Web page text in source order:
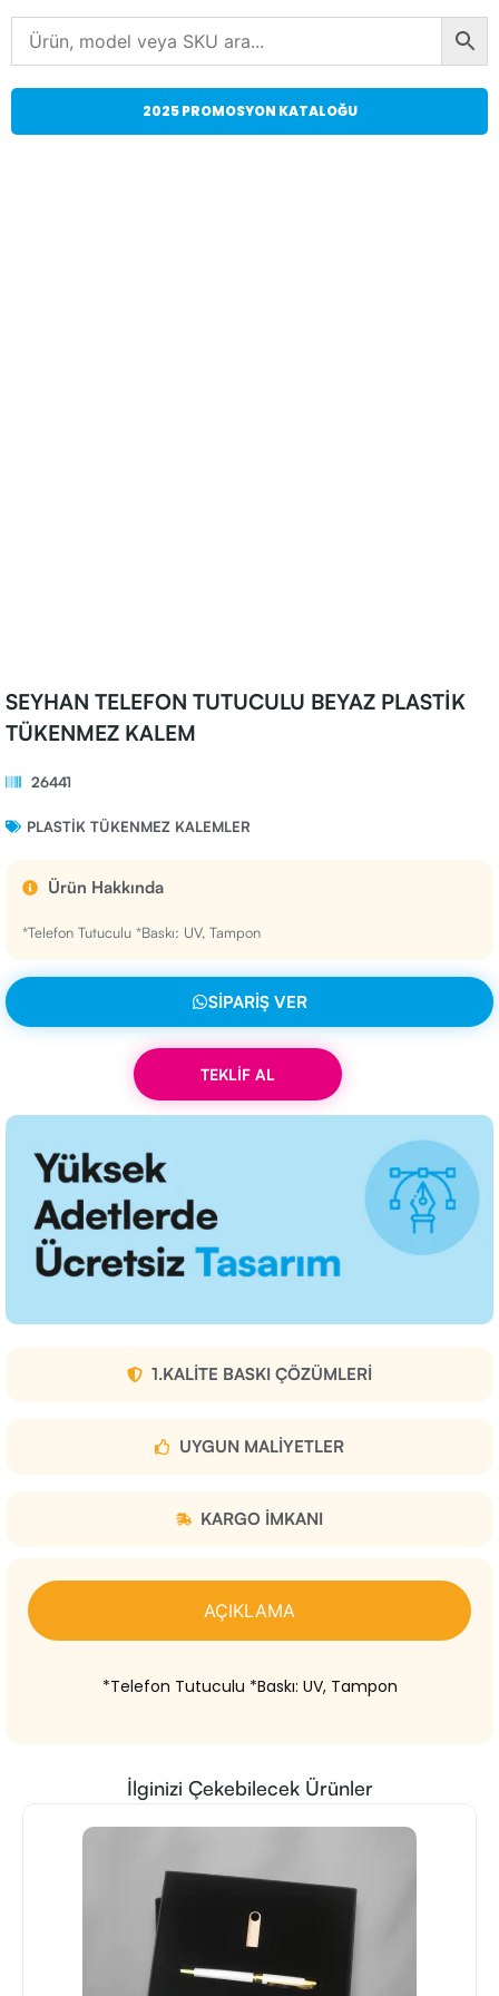
2025 PROMOSYON KATALOĞU
SEYHAN TELEFON TUTUCULU BEYAZ PLASTİK
TÜKENMEZ KALEM
26441
PLASTIK TÜKENMEZ KALEMLER
Ürün Hakkında
*Telefon Tutuculu *Baskı: UV, Tampon
SIPARIŞ VER
TEKLİF AL
1.KALITE BASKI ÇÖZÜMLERI
UYGUN MALIYETLER
KARGO IMKANI
AÇIKLAMA
*Telefon Tutuculu *Baskı: UV, Tampon
İlginizi Çekebilecek Ürünler